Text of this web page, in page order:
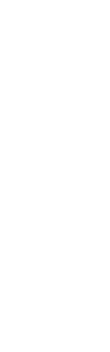
32A LEGRAND